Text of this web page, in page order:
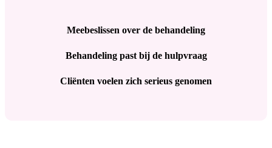
Meebeslissen over de behandeling
Behandeling past bij de hulpvraag
Cliënten voelen zich serieus genomen